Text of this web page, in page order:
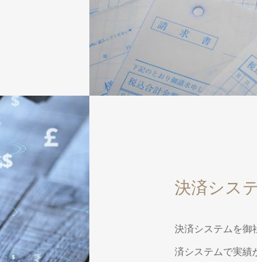
決済シス
決済システムを御
済システムで実績